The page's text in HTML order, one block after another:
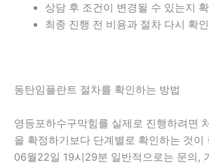
상담 후 조건이 변경될 수 있는지
최종 진행 전 비용과 절차 다시 확인
동탄임플란트 절차를 확인하는 방법
영등포하수구막힘를 실제로 진행하려면
을 확정하기보다 단계별로 확인하는 것이
06월22일 19시29분 일반적으로는 문의,